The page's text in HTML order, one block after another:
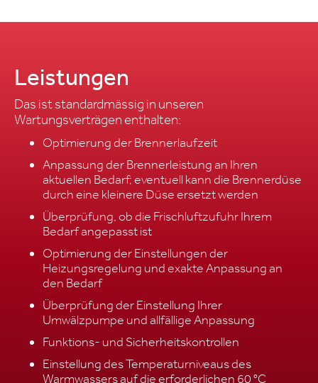
Leistungen
Das ist standardmässig in unseren
Wartungsverträgen enthalten:
Optimierung der Brennerlaufzeit
Anpassung der Brennerleistung an Ihren
aktuellen Bedarf; eventuell kann die Brennerdüse
durch eine kleinere Düse ersetzt werden
Überprüfung, ob die Frischluftzufuhr Ihrem
Bedarf angepasst ist
Optimierung der Einstellungen der
Heizungsregelung und exakte Anpassung an
den Bedarf
Überprüfung der Einstellung Ihrer
Umwälzpumpe und allfällige Anpassung
Funktions- und Sicherheitskontrollen
Einstellung des Temperaturniveaus des
Warmwassers auf die erforderlichen 60 °C